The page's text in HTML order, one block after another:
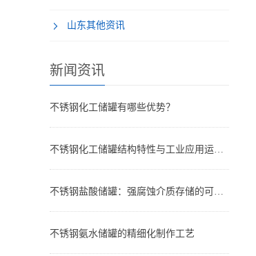
山东其他资讯
新闻资讯
不锈钢化工储罐有哪些优势？
不锈钢化工储罐结构特性与工业应用运维技术分析
不锈钢盐酸储罐：强腐蚀介质存储的可靠选择
不锈钢氨水储罐的精细化制作工艺